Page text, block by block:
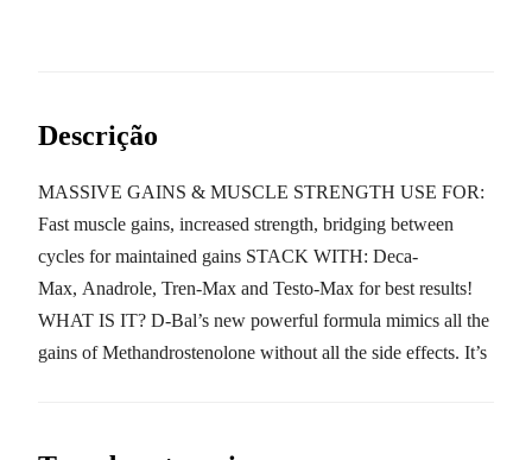
Descrição
MASSIVE GAINS & MUSCLE STRENGTH USE FOR:
Fast muscle gains, increased strength, bridging between
cycles for maintained gains STACK WITH: Deca-
Max, Anadrole, Tren-Max and Testo-Max for best results!
WHAT IS IT? D-Bal’s new powerful formula mimics all the
gains of Methandrostenolone without all the side effects. It’s